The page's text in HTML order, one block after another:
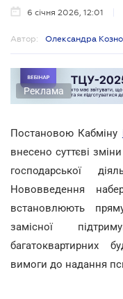
6 січня 2026, 12:01
Автор: Олександра
Реклама
Постановою Кабміну
внесено суттєві
господарської
Нововведення
встановлюють
замісної
багатоквартирних
вимоги до надання